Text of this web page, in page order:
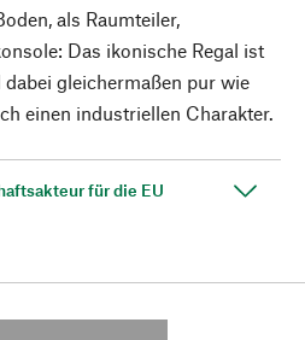
als Raumteiler,
Das ikonische Regal ist
gleichermaßen pur wie
einen industriellen Charakter.
für die EU